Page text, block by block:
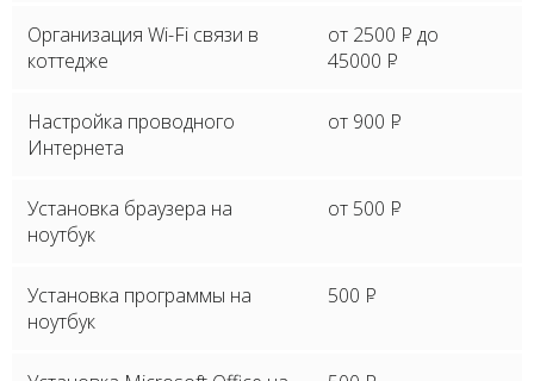
Организация Wi-Fi связи в
коттедже
от 2500 P до
45000 P
Настройка проводного
Интернета
от 900 P
Установка браузера на
ноутбук
от 500 P
Установка программы на
ноутбук
500 P